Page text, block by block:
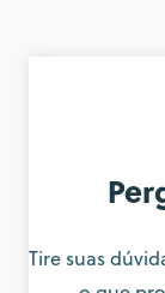
Tire suas